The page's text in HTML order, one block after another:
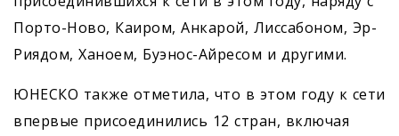
Порто-Ново, Каиром, Анкарой, Лиссабоном, Эр-
Риядом, Ханоем, Буэнос-Айресом и другими.
ЮНЕСКО также отметила, что в этом году к сети
впервые присоединились 12 стран, включая